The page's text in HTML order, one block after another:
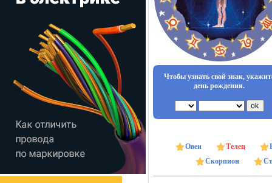
Чтобы узнать свой знак,
день рождения.
Овен Телец
Скорпион